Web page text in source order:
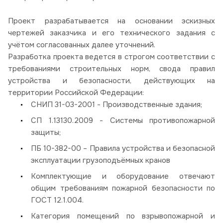
Проект разрабатывается на основании эскизных
чертежей заказчика и его технического задания с
учётом согласованных далее уточнений.
Разработка проекта ведется в строгом соответствии с
требованиями строительных норм, свода правил
устройства и безопасности, действующих на
территории Российской Федерации:
СНИП 31-03-2001 - Производственные здания;
СП 1.13130.2009 - Системы противопожарной
защиты;
ПБ 10-382-00 – Правила устройства и безопасной
эксплуатации грузоподъёмных кранов
Комплектующие и оборудование отвечают
общим требованиям пожарной безопасности по
ГОСТ 12.1.004.
Категория помещений по взрывопожарной и